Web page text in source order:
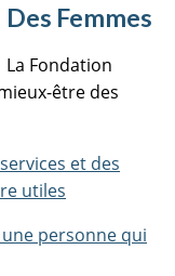
Des Femmes
La Fondation
être des
et des
utiles
personne qui